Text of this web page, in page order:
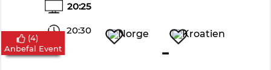
20:25
20:30
-
(4)
Anbefal Event